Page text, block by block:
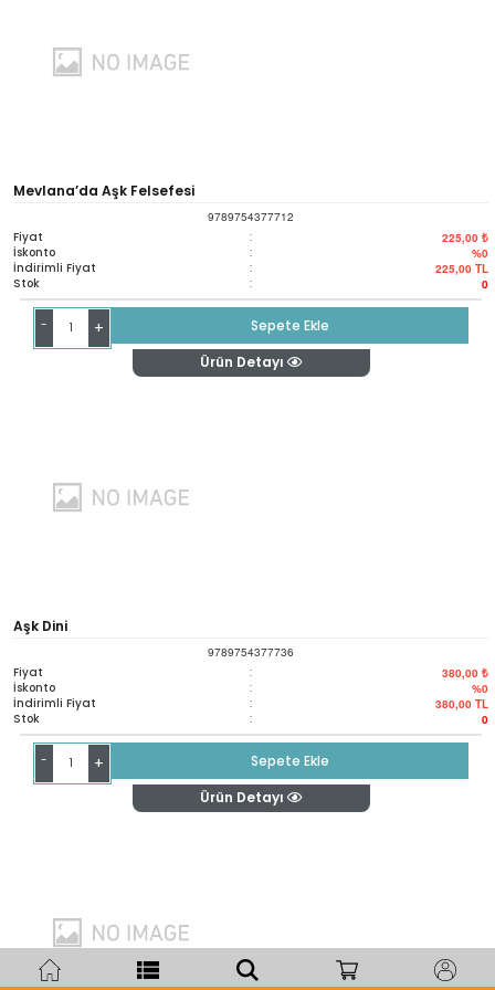
Mevlana’da Aşk Felsefesi
9789754377712
Fiyat : 225,00 ₺
İskonto : %0
İndirimli Fiyat : 225,00 TL
Stok : 0
- +
Sepete Ekle
Ürün Detayı
Aşk Dini
9789754377736
Fiyat : 380,00 ₺
İskonto : %0
İndirimli Fiyat : 380,00 TL
Stok : 0
- +
Sepete Ekle
Ürün Detayı